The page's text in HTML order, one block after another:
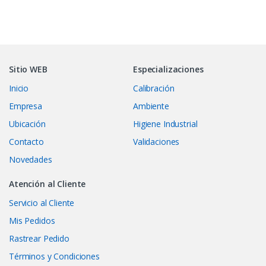
Sitio WEB
Inicio
Empresa
Ubicación
Contacto
Novedades
Especializaciones
Calibración
Ambiente
Higiene Industrial
Validaciones
Atención al Cliente
Servicio al Cliente
Mis Pedidos
Rastrear Pedido
Términos y Condiciones